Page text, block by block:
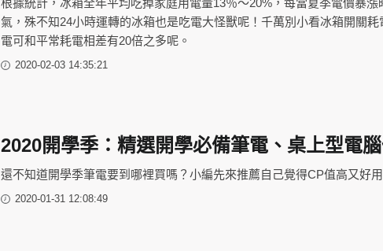
氣，殊不知24小時運轉的冰箱也是吃電大怪獸呢！千萬別小看冰箱開關
電可和平常耗電相差有20倍之多呢。
2020-02-03 14:35:21
2020開學季：精選開學必備筆電、桌上型電腦
還不知道開學季筆電要到哪裡買嗎？小編先來推薦自己覺得CP值高又好
2020-01-31 12:08:49